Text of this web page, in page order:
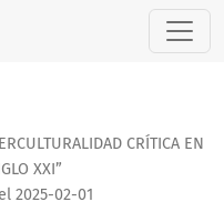
un pueblo considerado
CRÍTICA EN
XXI”
2025-02-01